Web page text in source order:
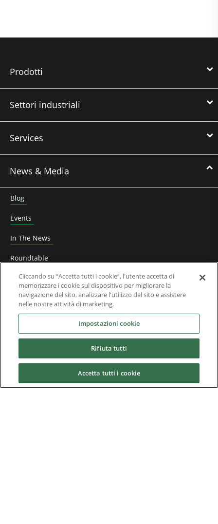
Prodotti
Settori industriali
Services
News & Media
Blog
Events
In The News
Roundtable
Leadership di pensiero
Whitepaper
Downloads
Cliccando su “Accetta tutti i cookie”, l'utente accetta di
memorizzare i cookie sul dispositivo per migliorare la
navigazione del sito, analizzare l'utilizzo del sito e assistere
nelle nostre attività di marketing.
Impostazioni cookie
Rifiuta tutti
Accetta tutti i cookie